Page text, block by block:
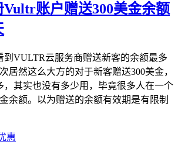
账户赠送300美金余额
到VULTR云服务商赠送新客的余额最多
居然这么大方的对于新客赠送300美金，
，其实也没有多少用，毕竟很多人在一个
余额。以为赠送的余额有效期是有限制
惠